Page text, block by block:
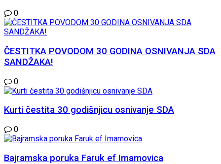
0
ČESTITKA POVODOM 30 GODINA OSNIVANJA SDA
SANDŽAKA!
0
Kurti čestita 30 godišnjicu osnivanje SDA
0
Bajramska poruka Faruk ef Imamovica